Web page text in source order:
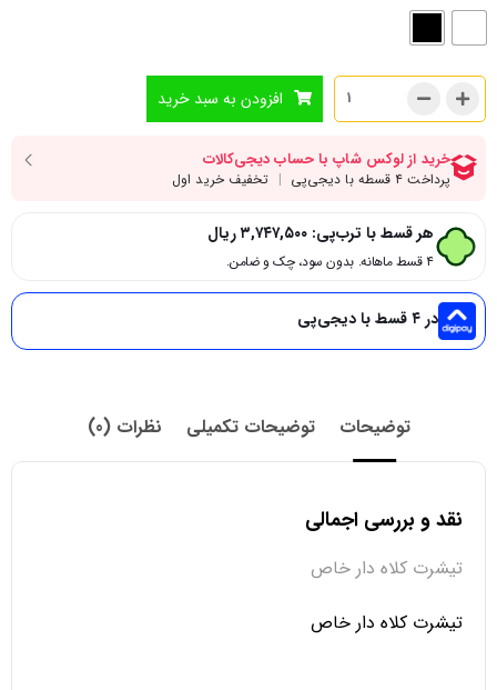
افزودن به سبد خرید
هر قسط با ترب‌پی: ۳,۷۴۷,۵۰۰ریال
۴ قسط ماهانه. بدون سود، چک و ضامن.
در ۴ قسط با دیجی‌پی
توضیحات توضیحات تکمیلی نظرات (0)
نقد و بررسی اجمالی
تیشرت کلاه دار خاص
تیشرت کلاه دار خاص